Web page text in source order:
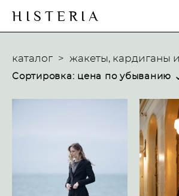
H I S T E R I A
каталог > жакеты, кардиганы
Сортировка: цена по убыванию